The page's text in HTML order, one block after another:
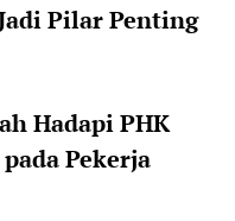
Pilar Penting
Hadapi PHK
Pekerja